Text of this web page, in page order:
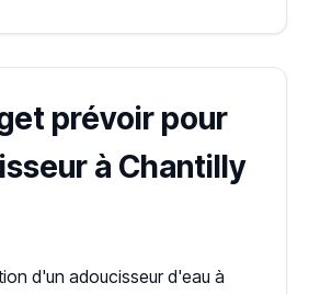
prévoir pour
à Chantilly
d'un adoucisseur d'eau à